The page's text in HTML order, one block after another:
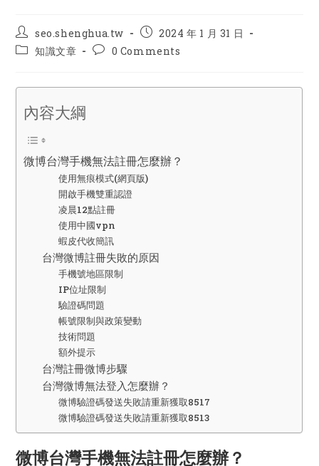
Post
author:
seo.shenghua.tw
Post
published:
2024 年 1 月 31 日
Post知識文章
Post0 Comments
內容大綱
微博台灣手機無法註冊怎麼辦？
使用無痕模式(網頁版)
開啟手機雙重認證
凌晨12點註冊
使用中國vpn
蝦皮代收簡訊
台灣微博註冊失敗的原因
手機號地區限制
IP位址限制
驗證碼問題
帳號限制與政策變動
技術問題
額外提示
台灣註冊微博步驟
台灣微博無法登入怎麼辦？
微博驗證碼發送失敗請重新獲取8517
微博驗證碼發送失敗請重新獲取8513
微博台灣手機無法註冊怎麼辦？